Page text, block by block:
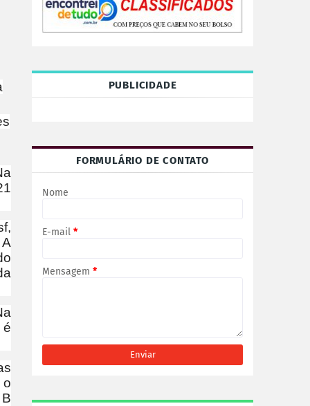
é
o
PUBLICIDADE
FORMULÁRIO DE CONTATO
Nome
E-mail *
Mensagem *